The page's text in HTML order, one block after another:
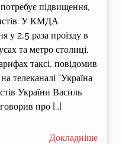
підвищення,
У КМДА
у 2,5 раза проїзду в
та метро столиці.
таксі, повідомив
телеканалі “Україна
України Василь
про […]
Поділитися
Докладніше